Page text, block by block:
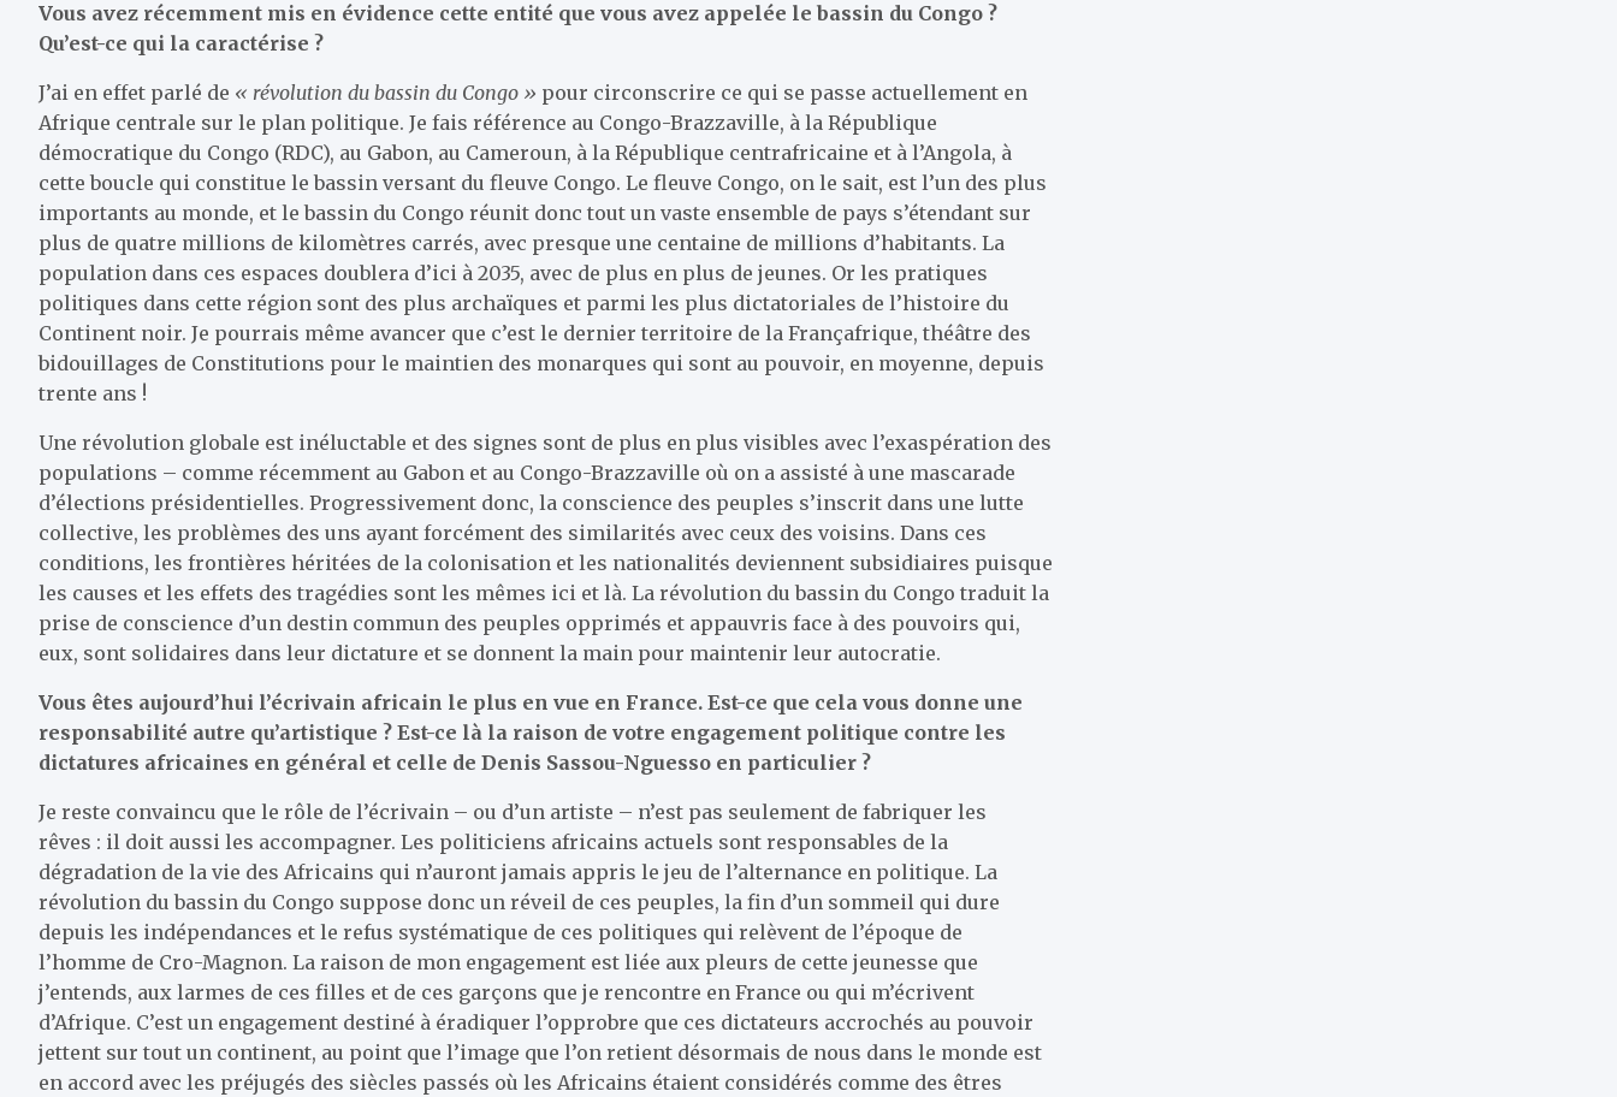
Vous avez récemment mis en évidence cette entité que vous avez appelée le bassin du Congo ?
Qu’est-ce qui la caractérise ?
J’ai en effet parlé de « révolution du bassin du Congo » pour circonscrire ce qui se passe actuellement en
Afrique centrale sur le plan politique. Je fais référence au Congo-Brazzaville, à la République
démocratique du Congo (RDC), au Gabon, au Cameroun, à la République centrafricaine et à l’Angola, à
cette boucle qui constitue le bassin versant du fleuve Congo. Le fleuve Congo, on le sait, est l’un des plus
importants au monde, et le bassin du Congo réunit donc tout un vaste ensemble de pays s’étendant sur
plus de quatre millions de kilomètres carrés, avec presque une centaine de millions d’habitants. La
population dans ces espaces doublera d’ici à 2035, avec de plus en plus de jeunes. Or les pratiques
politiques dans cette région sont des plus archaïques et parmi les plus dictatoriales de l’histoire du
Continent noir. Je pourrais même avancer que c’est le dernier territoire de la Françafrique, théâtre des
bidouillages de Constitutions pour le maintien des monarques qui sont au pouvoir, en moyenne, depuis
trente ans !
Une révolution globale est inéluctable et des signes sont de plus en plus visibles avec l’exaspération des
populations – comme récemment au Gabon et au Congo-Brazzaville où on a assisté à une mascarade
d’élections présidentielles. Progressivement donc, la conscience des peuples s’inscrit dans une lutte
collective, les problèmes des uns ayant forcément des similarités avec ceux des voisins. Dans ces
conditions, les frontières héritées de la colonisation et les nationalités deviennent subsidiaires puisque
les causes et les effets des tragédies sont les mêmes ici et là. La révolution du bassin du Congo traduit la
prise de conscience d’un destin commun des peuples opprimés et appauvris face à des pouvoirs qui,
eux, sont solidaires dans leur dictature et se donnent la main pour maintenir leur autocratie.
Vous êtes aujourd’hui l’écrivain africain le plus en vue en France. Est-ce que cela vous donne une
responsabilité autre qu’artistique ? Est-ce là la raison de votre engagement politique contre les
dictatures africaines en général et celle de Denis Sassou-Nguesso en particulier ?
Je reste convaincu que le rôle de l’écrivain – ou d’un artiste – n’est pas seulement de fabriquer les
rêves : il doit aussi les accompagner. Les politiciens africains actuels sont responsables de la
dégradation de la vie des Africains qui n’auront jamais appris le jeu de l’alternance en politique. La
révolution du bassin du Congo suppose donc un réveil de ces peuples, la fin d’un sommeil qui dure
depuis les indépendances et le refus systématique de ces politiques qui relèvent de l’époque de
l’homme de Cro-Magnon. La raison de mon engagement est liée aux pleurs de cette jeunesse que
j’entends, aux larmes de ces filles et de ces garçons que je rencontre en France ou qui m’écrivent
d’Afrique. C’est un engagement destiné à éradiquer l’opprobre que ces dictateurs accrochés au pouvoir
jettent sur tout un continent, au point que l’image que l’on retient désormais de nous dans le monde est
en accord avec les préjugés des siècles passés où les Africains étaient considérés comme des êtres